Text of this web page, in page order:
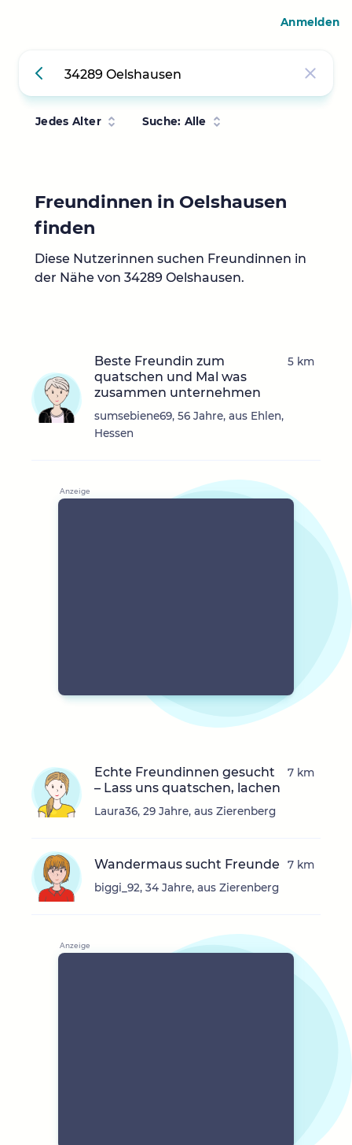
Jedes Alter Suche: Alle
Freundinnen in Oelshausen
finden
Diese Nutzerinnen suchen Freundinnen in
der Nähe von 34289 Oelshausen.
Beste Freundin zum
quatschen und Mal was
zusammen unternehmen
sumsebiene69, 56 Jahre, aus Ehlen,
Hessen
5 km
Echte Freundinnen gesucht
– Lass uns quatschen, lachen
Laura36, 29 Jahre, aus Zierenberg
7 km
Wandermaus sucht Freunde
biggi_92, 34 Jahre, aus Zierenberg
7 km
Anmelden